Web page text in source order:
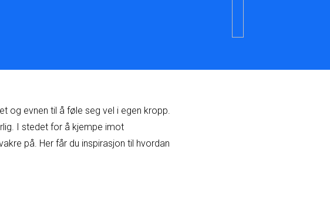
og evnen til å føle seg vel i egen kropp.
I stedet for å kjempe imot
på. Her får du inspirasjon til hvordan